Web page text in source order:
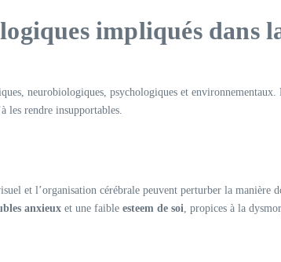
impliqués dans
neurobiologiques, psychologiques et
les rendre insupportables.
et l’organisation cérébrale peuvent perturber la
anxieux et une faible esteem de soi, propices à la